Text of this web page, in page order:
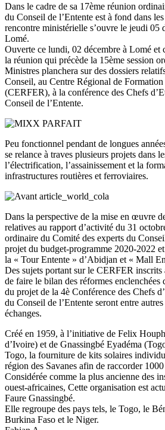
Dans le cadre de sa 17ème réunion
du Conseil de l’Entente est à fond dans
rencontre ministérielle s’ouvre le jeudi 05
Lomé.
Ouverte ce lundi, 02 décembre à Lomé et
la réunion qui précède la 15ème session
Ministres planchera sur des dossiers
Conseil, au Centre Régional de
(CERFER), à la conférence des Chefs
Conseil de l’Entente.
Peu fonctionnel pendant de longues
se relance à traves plusieurs projets dans
l’électrification, l’assainissement et la
infrastructures routières et ferroviaires.
Dans la perspective de la mise en œuvre
relatives au rapport d’activité du 31
ordinaire du Comité des experts du
projet du budget-programme 2020-2022
la « Tour Entente » d’Abidjan et « Mall
Des sujets portant sur le CERFER inscrits
de faire le bilan des réformes enclenchées
du projet de la 4è Conférence des Chefs
du Conseil de l’Entente seront entre autres
échanges.
Créé en 1959, à l’initiative de Felix
d’Ivoire) et de Gnassingbé Eyadéma
Togo, la fourniture de kits solaires
région des Savanes afin de raccorder
Considérée comme la plus ancienne des
ouest-africaines, Cette organisation est
Faure Gnassingbé.
Elle regroupe des pays tels, le Togo, le
Burkina Faso et le Niger.